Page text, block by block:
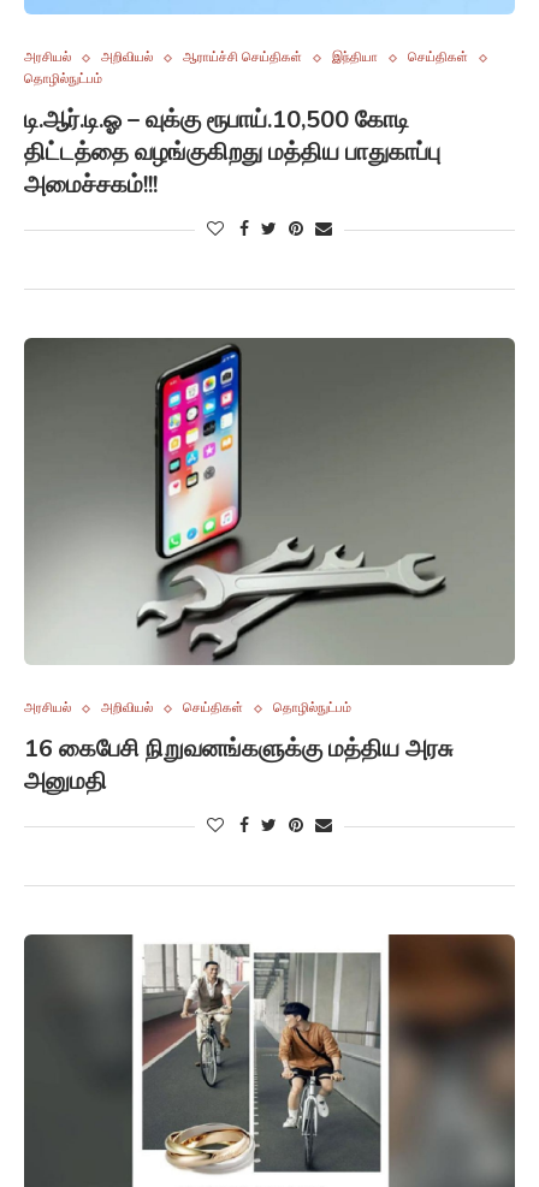
அரசியல் அறிவியல் ஆராய்ச்சி செய்திகள் இந்தியா
செய்திகள்
தொழில்நுட்பம்
டி.ஆர்.டி.ஓ – வுக்கு ரூபாய்.10,500 கோடி
திட்டத்தை வழங்குகிறது மத்திய பாதுகாப்பு
அமைச்சகம்!!!
அரசியல் அறிவியல் செய்திகள் தொழில்நுட்பம்
16 கைபேசி நிறுவனங்களுக்கு மத்திய அரசு
அனுமதி